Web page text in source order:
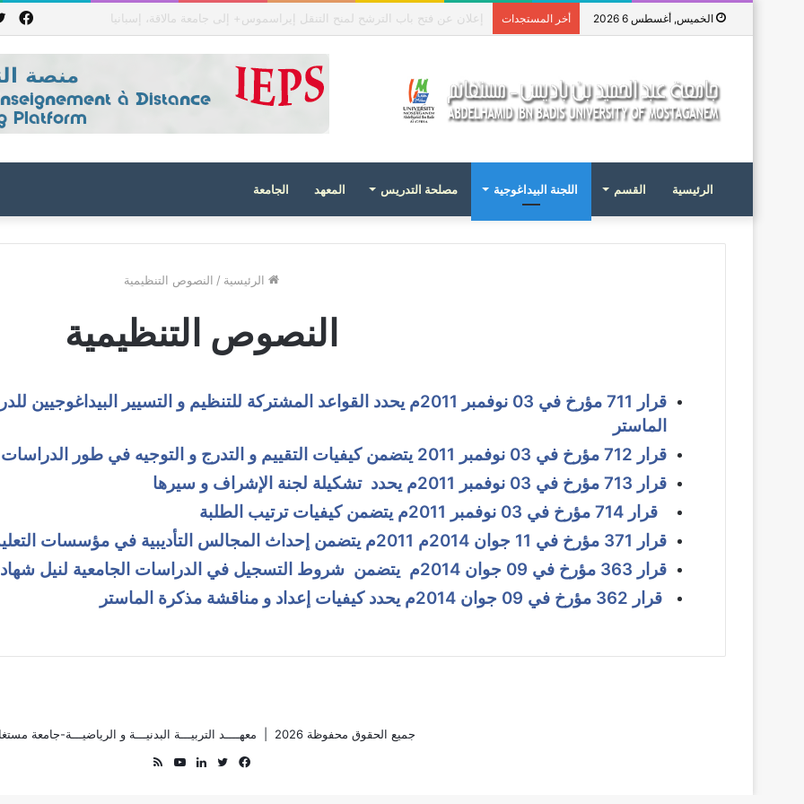
الخميس, أغسطس 6 2026 أخر المستجدات منحة دراسات عليا في جمهورية باكستان الإسلامية للعام الدراسي 2027/2026
الرئيسية القسم اللجنة البيداغوجية مصلحة التدريس المعهد الجامعة
الرئيسية / النصوص التنظيمية
النصوص التنظيمية
قرار 711 مؤرخ في 03 نوفمبر 2011م
يحدد القواعد المشتركة للتنظيم و التسيير البيداغوجيين
الماستر
قرار 712 مؤرخ في 03 نوفمبر 2011
يتضمن كيفيات التقييم و التدرج و التوجيه في طور
قرار 713 مؤرخ في 03 نوفمبر 2011م
يحدد تشكيلة لجنة الإشراف و سيرها
قرار 714 مؤرخ في 03 نوفمبر 2011م
يتضمن كيفيات ترتيب الطلبة
قرار 371 مؤرخ في 11 جوان 2014م 2011م
يتضمن إحداث المجالس التأديبية في مؤسسات
قرار 363 مؤرخ في 09 جوان 2014م
يتضمن شروط التسجيل في الدراسات الجامعية لنيل
قرار 362 مؤرخ في 09 جوان 2014م
يحدد كيفيات إعداد و مناقشة مذكرة الماستر
جميع الحقوق محفوظة 2026 |
معهــــد التربيـــة البدنيـــة و الرياضيـــة-جامعة
فيسبوك
تويترلينكدإنيوتيوبملخص